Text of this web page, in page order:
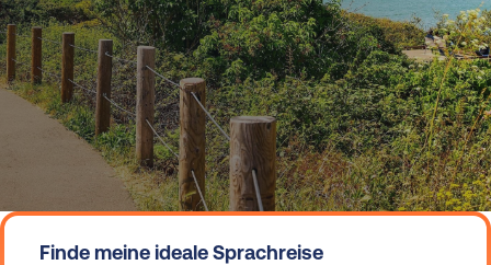
n
Finde meine ideale Sprachreise